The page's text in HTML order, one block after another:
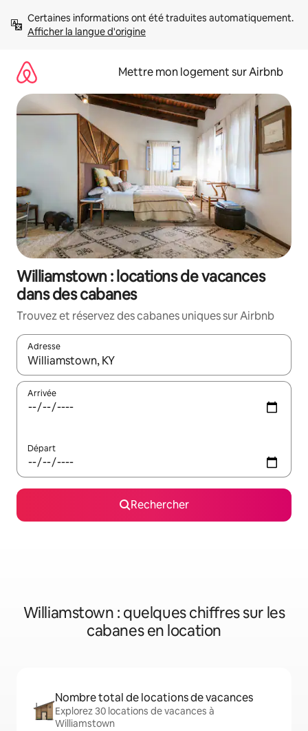
directement
Afficher la langue d'origine
Mettre mon logement sur Airbnb
Williamstown : locations de vacances
dans des cabanes
Trouvez et réservez des cabanes uniques sur Airbnb
Adresse
Lorsque les résultats s'affichent, utilisez les flèches vers le
Arrivée
Départ
Rechercher
Williamstown : quelques chiffres sur les
cabanes en location
Nombre total de locations de vacances
Explorez 30 locations de vacances à
Williamstown